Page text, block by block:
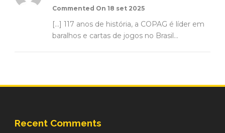
Commented On 18 set 2025
[…] 117 anos de história, a COPAG é líder em
baralhos e cartas de jogos no Brasil...
Recent Comments